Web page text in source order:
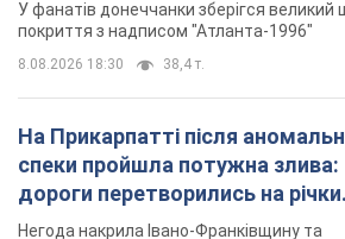
курортний Буковель
за газ через покази зіпсованого
лічильника: суддя ухвалив
неочікуване рішення